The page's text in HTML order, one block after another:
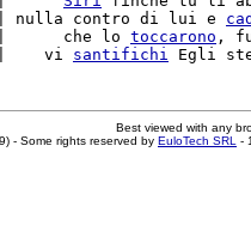
nulla contro di lui e
che lo toccarono ,
|    vi santifichi Egli
Best viewed with any
- Some rights reserved by EuloTech SRL -